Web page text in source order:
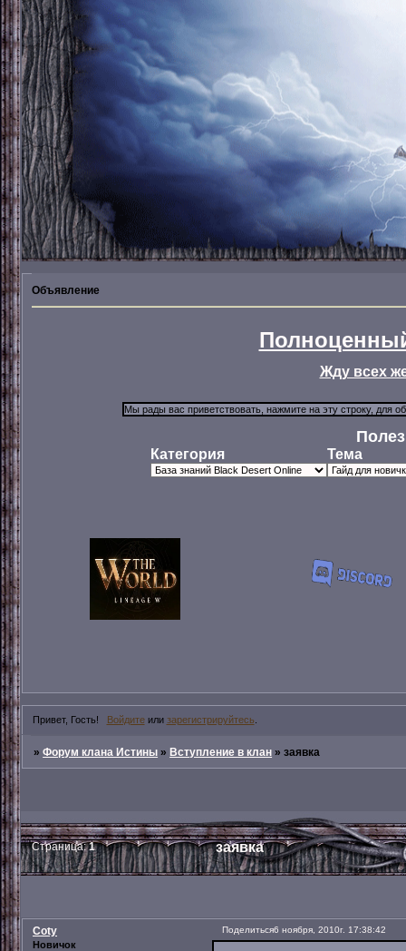
Объявление
Жду всех
Категория Тема
Привет, Гость! Войдитеили зарегистрируйтесь
»Форум клана Истины »Вступление в клан »заявка
заявка
Страница:1
Поделиться6 ноября, 2010г. 17:38:42
Coty
Новичок